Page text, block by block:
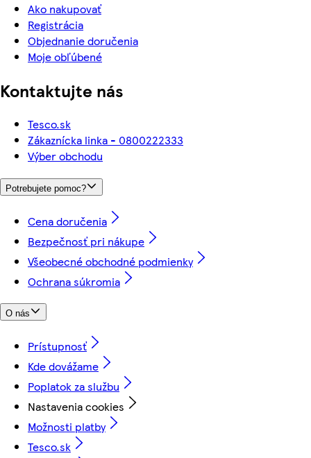
Ako nakupovať
Registrácia
Objednanie doručenia
Moje obľúbené
Kontaktujte nás
Tesco.sk
Zákaznícka linka - 0800222333
Výber obchodu
Potrebujete pomoc?
Cena doručenia
Bezpečnosť pri nákupe
Všeobecné obchodné podmienky
Ochrana súkromia
O nás
Prístupnosť
Kde dovážame
Poplatok za službu
Nastavenia cookies
Možnosti platby
Tesco.sk